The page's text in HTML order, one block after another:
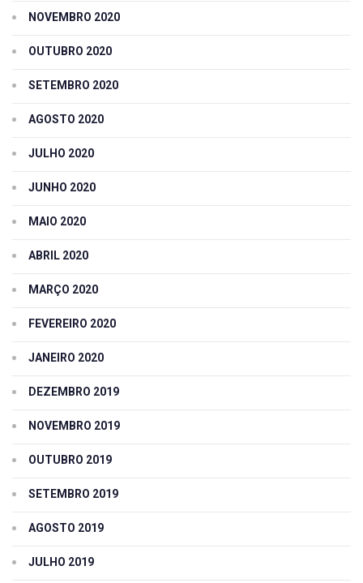
NOVEMBRO 2020
OUTUBRO 2020
SETEMBRO 2020
AGOSTO 2020
JULHO 2020
JUNHO 2020
MAIO 2020
ABRIL 2020
MARÇO 2020
FEVEREIRO 2020
JANEIRO 2020
DEZEMBRO 2019
NOVEMBRO 2019
OUTUBRO 2019
SETEMBRO 2019
AGOSTO 2019
JULHO 2019